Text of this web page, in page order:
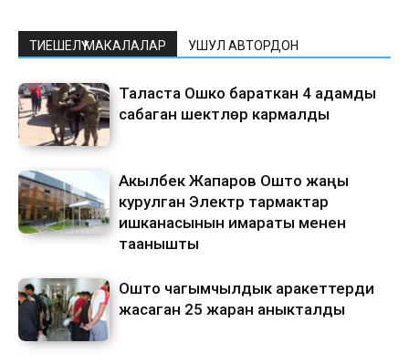
ТИЕШЕЛҮҮ МАКАЛАЛАР УШУЛ АВТОРДОН
Таласта Ошко бараткан 4 адамды
сабаган шектүүлөр кармалды
Акылбек Жапаров Ошто жаңы
курулган Электр тармактар
ишканасынын имараты менен
таанышты
Ошто чагымчылдык аракеттерди
жасаган 25 жаран аныкталды